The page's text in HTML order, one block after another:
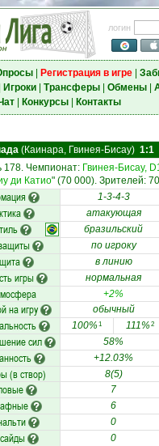
логин
| Регистрация в игре|
Игроки| Трансферы| Обмены|
| Конкурсы| Контакты
(Каинара, Гвинея-Бисау) 1:1
178. Чемпионат: Гвинея-Бисау,
ди Катио" (70 000). Зрителей:
1-3-4-3
атакующая
бразильский
по игроку
в линию
игры
нормальная
+2%
на игру
обычный
100%1 111%2
сил
58%
+12.03%
(в створ)
8(5)
7
6
0
0